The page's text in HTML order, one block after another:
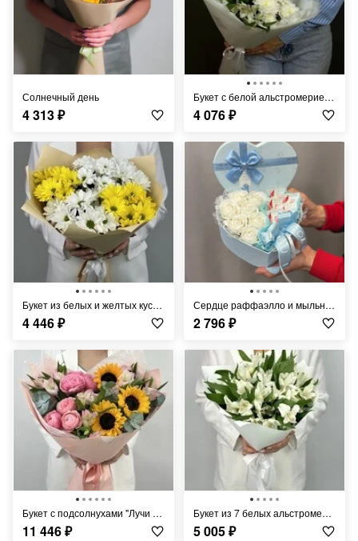
Солнечный день
4 313₽
Букет с белой альстромерией и хризантемой
4 076₽
Букет из белых и желтых кустовых хризантем
4 446₽
Сердце раффаэлло и мыльной розы
2 796₽
Букет с подсолнухами "Лучи рассвета"
11 446₽
Букет из 7 белых альстромерии
5 005₽